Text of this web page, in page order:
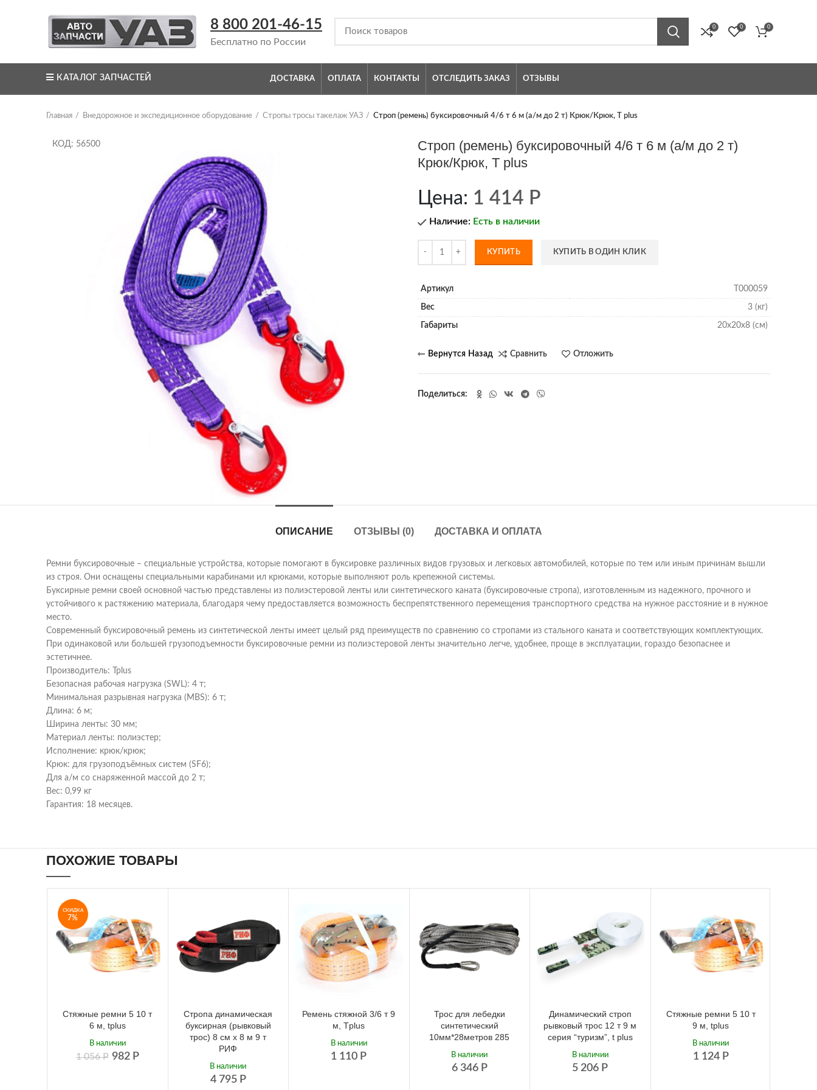
8 800 201-46-15
Бесплатно по России
0 0 0
КАТАЛОГ ЗАПЧАСТЕЙ ДОСТАВКА ОПЛАТА КОНТАКТЫ ОТСЛЕДИТЬ ЗАКАЗ ОТЗЫВЫ
Главная Внедорожное и экспедиционное оборудование Стропы тросы такелаж УАЗ Строп (ремень) буксировочный 4/6 т 6 м (а/м до 2 т) Крюк/Крюк, T plus
КОД: 56500
Строп (ремень) буксировочный 4/6 т 6 м (а/м до 2 т)
Крюк/Крюк, T plus
Цена: 1 414 Р
Наличие: Есть в наличии
КУПИТЬ КУПИТЬ В ОДИН КЛИК
Артикул T000059
Вес 3 (кг)
Габариты 20х20х8 (см)
Сравнить Отложить
Поделиться
ОПИСАНИЕ ОТЗЫВЫ (0) ДОСТАВКА И ОПЛАТА
Ремни буксировочные – специальные устройства, которые помогают в буксировке различных видов грузовых и легковых автомобилей, которые по тем или иным причинам вышли
из строя. Они оснащены специальными карабинами ил крюками, которые выполняют роль крепежной системы.
Буксирные ремни своей основной частью представлены из полиэстеровой ленты или синтетического каната (буксировочные стропа), изготовленным из надежного, прочного и
устойчивого к растяжению материала, благодаря чему предоставляется возможность беспрепятственного перемещения транспортного средства на нужное расстояние и в нужное
место.
Современный буксировочный ремень из синтетической ленты имеет целый ряд преимуществ по сравнению со стропами из стального каната и соответствующих комплектующих.
При одинаковой или большей грузоподъемности буксировочные ремни из полиэстеровой ленты значительно легче, удобнее, проще в эксплуатации, гораздо безопаснее и
эстетичнее.
Производитель: Tplus
Безопасная рабочая нагрузка (SWL): 4 т;
Минимальная разрывная нагрузка (MBS): 6 т;
Длина: 6 м;
Ширина ленты: 30 мм;
Материал ленты: полиэстер;
Исполнение: крюк/крюк;
Крюк: для грузоподъёмных систем (SF6);
Для а/м со снаряженной массой до 2 т;
Вес: 0,99 кг
Гарантия: 18 месяцев.
ПОХОЖИЕ ТОВАРЫ
СКИДКА
7%
Стяжные ремни 5 10 т
6 м, tplus
1 056Р 982 Р
В наличии
Стропа динамическая
буксирная (рывковый
трос) 8 см х 8 м 9 т
РИФ
4 795 Р
В наличии
Ремень стяжной 3/6 т 9
м, Tplus
1 110 Р
В наличии
Трос для лебедки
синтетический
10мм*28метров 285
6 346 Р
В наличии
Динамический строп
рывковый трос 12 т 9 м
серия “туризм”, t plus
5 206 Р
В наличии
Стяжные ремни 5 10 т
9 м, tplus
1 124 Р
В наличии